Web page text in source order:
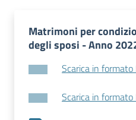
Matrimoni per
degli sposi - Anno
Scarica in formato
Scarica in formato